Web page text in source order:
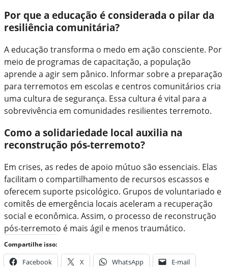
Por que a educação é considerada o pilar da
resiliência comunitária?
A educação transforma o medo em ação consciente. Por
meio de programas de capacitação, a população
aprende a agir sem pânico. Informar sobre a preparação
para terremotos em escolas e centros comunitários cria
uma cultura de segurança. Essa cultura é vital para a
sobrevivência em comunidades resilientes terremoto.
Como a solidariedade local auxilia na
reconstrução pós-terremoto?
Em crises, as redes de apoio mútuo são essenciais. Elas
facilitam o compartilhamento de recursos escassos e
oferecem suporte psicológico. Grupos de voluntariado e
comitês de emergência locais aceleram a recuperação
social e econômica. Assim, o processo de reconstrução
pós-terremoto é mais ágil e menos traumático.
Compartilhe isso:
Facebook X WhatsApp E-mail